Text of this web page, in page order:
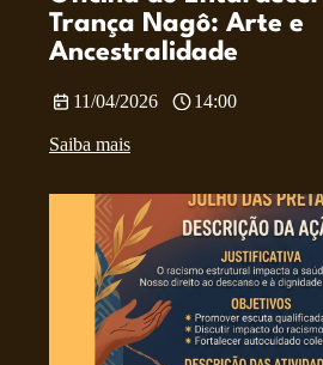
Trança Nagô: Arte e
Ancestralidade
11/04/2026 14:00
Saiba mais